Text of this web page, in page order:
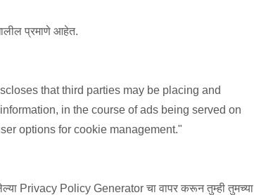
प्रमाणे आहेत.
that third parties may be placing and
in the course of ads being served on
options for cookie management."
Privacy Policy Generator चा वापर करून तुम्ही तुमच्या